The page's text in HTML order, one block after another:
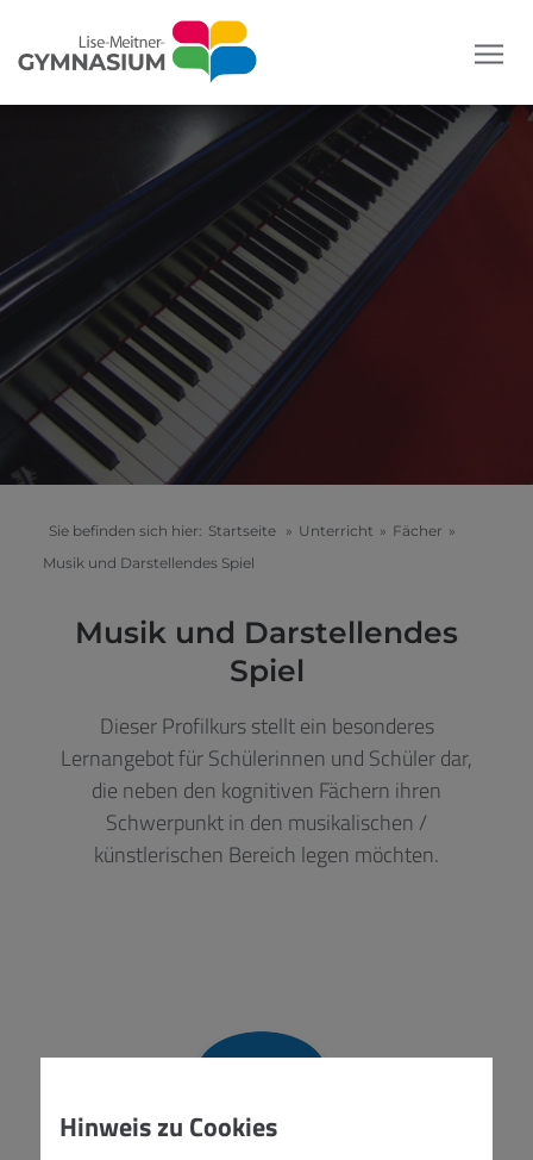
Sie befinden sich hier: Startseite » Unterricht » Fächer »
Musik und Darstellendes Spiel
Musik und Darstellendes
Spiel
Dieser Profilkurs stellt ein besonderes
Lernangebot für Schülerinnen und Schüler dar,
die neben den kognitiven Fächern ihren
Schwerpunkt in den musikalischen /
künstlerischen Bereich legen möchten.
Hinweis zu Cookies